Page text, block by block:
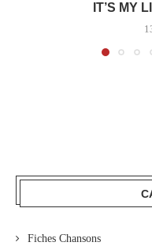
IT’S MY
Fiches Chansons